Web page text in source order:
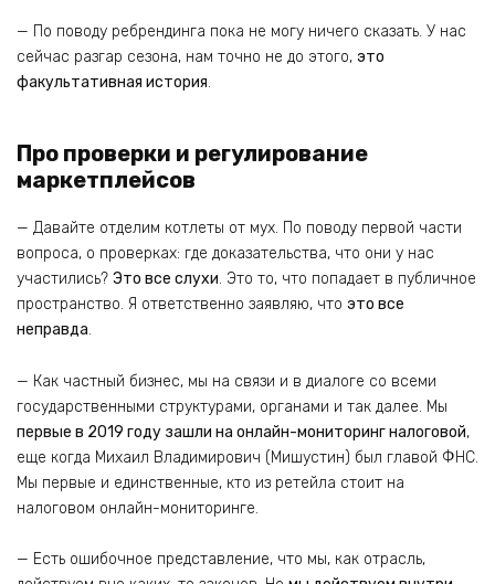
— По поводу ребрендинга пока не могу ничего сказать. У нас
сейчас разгар сезона, нам точно не до этого, это
факультативная история.
Про проверки и регулирование
маркетплейсов
— Давайте отделим котлеты от мух. По поводу первой части
вопроса, о проверках: где доказательства, что они у нас
участились? Это все слухи. Это то, что попадает в публичное
пространство. Я ответственно заявляю, что это все
неправда.
— Как частный бизнес, мы на связи и в диалоге со всеми
государственными структурами, органами и так далее. Мы
первые в 2019 году зашли на онлайн-мониторинг налоговой,
еще когда Михаил Владимирович (Мишустин) был главой ФНС.
Мы первые и единственные, кто из ретейла стоит на
налоговом онлайн-мониторинге.
— Есть ошибочное представление, что мы, как отрасль,